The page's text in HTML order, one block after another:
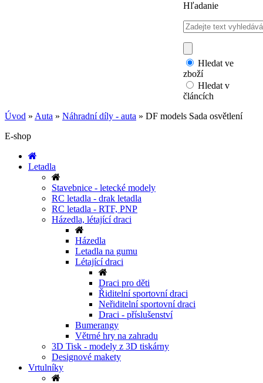
Hľadanie
Hledat ve
zboží
Hledat v
článcích
Úvod » Auta » Náhradní díly - auta » DF models Sada osvětlení
E-shop
Letadla
Stavebnice - letecké modely
RC letadla - drak letadla
RC letadla - RTF, PNP
Házedla, létající draci
Házedla
Letadla na gumu
Létající draci
Draci pro děti
Řiditelní sportovní draci
Neřiditelní sportovní draci
Draci - příslušenství
Bumerangy
Větrné hry na zahradu
3D Tisk - modely z 3D tiskárny
Designové makety
Vrtulníky